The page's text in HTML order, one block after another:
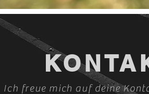
Ich freue mich auf deine